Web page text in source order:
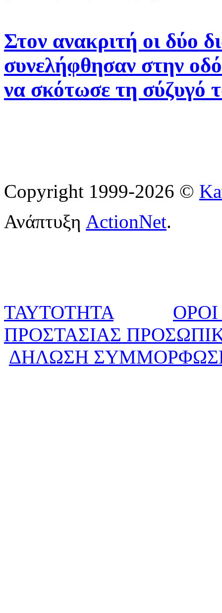
Στον ανακριτή οι δύο
συνελήφθησαν στην
να σκότωσε τη σύζυγό
Copyright 1999-2026 ©
Ανάπτυξη ActionNet.
ΤΑΥΤΟΤΗΤΑ
ΠΡΟΣΤΑΣΙΑΣ
ΔΗΛΩΣΗ